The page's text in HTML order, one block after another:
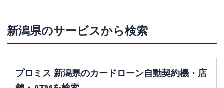
新潟県のサービスから検索
プロミス 新潟県のカードローン自動契約機・店